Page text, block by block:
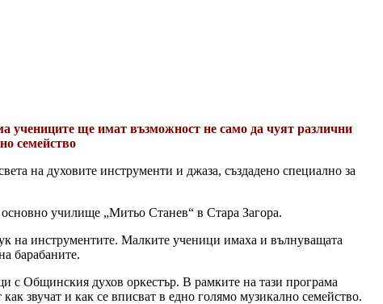
учениците ще имат възможност не само да чуят различни
семейство
на духовите инструменти и джаза, създадено специално за
училище „Митьо Станев“ в Стара Загора.
на инструментите. Малките ученици имаха и вълнуващата
барабаните.
с Общинския духов оркестър. В рамките на тази програма
звучат и как се вписват в едно голямо музикално семейство.